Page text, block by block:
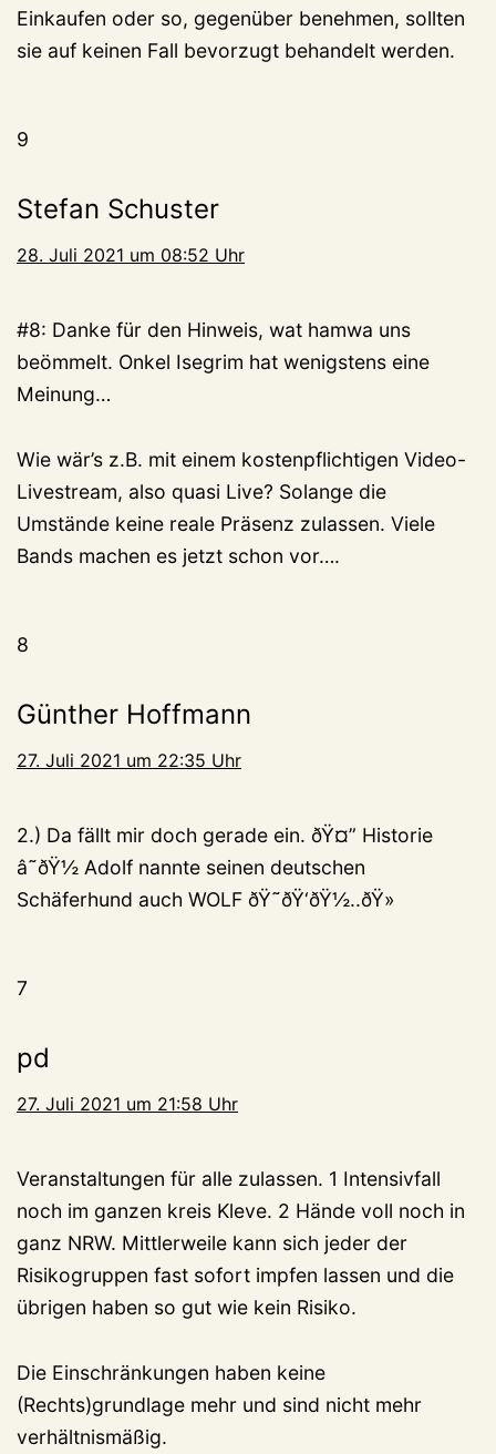
Einkaufen oder so, gegenüber benehmen, sollten
sie auf keinen Fall bevorzugt behandelt werden.
9
Stefan Schuster
28. Juli 2021 um 08:52 Uhr
#8: Danke für den Hinweis, wat hamwa uns
beömmelt. Onkel Isegrim hat wenigstens eine
Meinung…
Wie wär’s z.B. mit einem kostenpflichtigen Video-
Livestream, also quasi Live? Solange die
Umstände keine reale Präsenz zulassen. Viele
Bands machen es jetzt schon vor….
8
Günther Hoffmann
27. Juli 2021 um 22:35 Uhr
2.) Da fällt mir doch gerade ein. ðŸ¤” Historie
â˜ðŸ½ Adolf nannte seinen deutschen
Schäferhund auch WOLF ðŸ˜ðŸ‘ðŸ½..ðŸ»
7
pd
27. Juli 2021 um 21:58 Uhr
Veranstaltungen für alle zulassen. 1 Intensivfall
noch im ganzen kreis Kleve. 2 Hände voll noch in
ganz NRW. Mittlerweile kann sich jeder der
Risikogruppen fast sofort impfen lassen und die
übrigen haben so gut wie kein Risiko.
Die Einschränkungen haben keine
(Rechts)grundlage mehr und sind nicht mehr
verhältnismäßig.